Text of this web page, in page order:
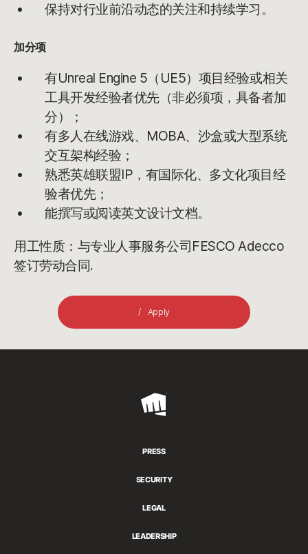
保持对行业前沿动态的关注和持续学习。
加分项
有Unreal Engine 5（UE5）项目经验或相关
工具开发经验者优先（非必须项，具备者加
分）；
有多人在线游戏、MOBA、沙盒或大型系统
交互架构经验；
熟悉英雄联盟IP，有国际化、多文化项目经
验者优先；
能撰写或阅读英文设计文档。
用工性质：与专业人事服务公司FESCO Adecco
签订劳动合同.
Apply
Riot
PRESS
SECURITY
LEGAL
LEADERSHIP